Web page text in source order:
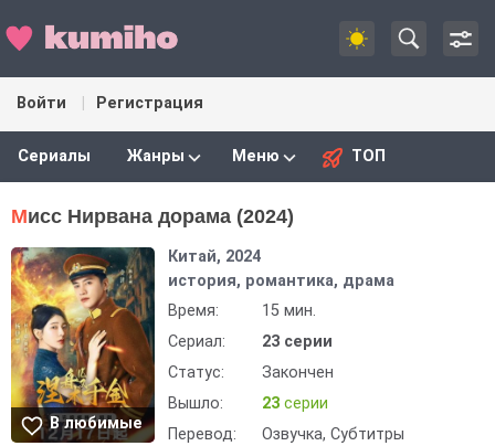
Войти Регистрация
Сериалы Жанры Меню ТОП
Мисс Нирвана дорама (2024)
В любимые
Китай, 2024
история, романтика, драма
Время:
15 мин.
Сериал:
23 серии
Статус:
Закончен
Вышло:
23серии
Перевод:
Озвучка, Субтитры